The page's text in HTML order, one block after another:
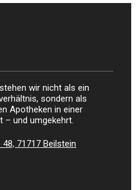
wir nicht als ein
sondern als
Apotheken in einer
– und umgekehrt.
71717 Beilstein